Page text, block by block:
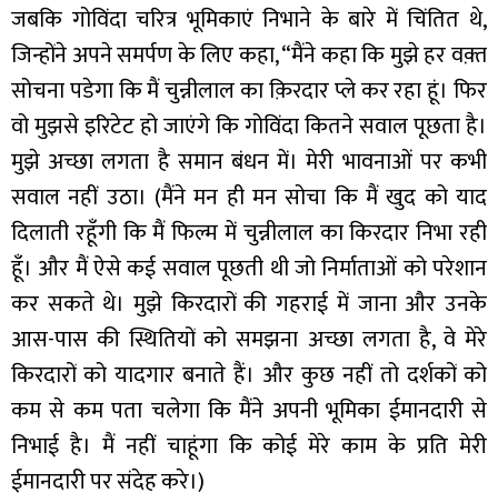
जबकि गोविंदा चरित्र भूमिकाएं निभाने के बारे में चिंतित थे,
जिन्होंने अपने समर्पण के लिए कहा, “मैंने कहा कि मुझे हर वक़्त
सोचना पडेगा कि मैं चुन्नीलाल का क़िरदार प्ले कर रहा हूं। फिर
वो मुझसे इरिटेट हो जाएंगे कि गोविंदा कितने सवाल पूछता है।
मुझे अच्छा लगता है समान बंधन में। मेरी भावनाओं पर कभी
सवाल नहीं उठा। (मैंने मन ही मन सोचा कि मैं खुद को याद
दिलाती रहूँगी कि मैं फिल्म में चुन्नीलाल का किरदार निभा रही
हूँ। और मैं ऐसे कई सवाल पूछती थी जो निर्माताओं को परेशान
कर सकते थे। मुझे किरदारों की गहराई में जाना और उनके
आस-पास की स्थितियों को समझना अच्छा लगता है, वे मेरे
किरदारों को यादगार बनाते हैं। और कुछ नहीं तो दर्शकों को
कम से कम पता चलेगा कि मैंने अपनी भूमिका ईमानदारी से
निभाई है। मैं नहीं चाहूंगा कि कोई मेरे काम के प्रति मेरी
ईमानदारी पर संदेह करे।)